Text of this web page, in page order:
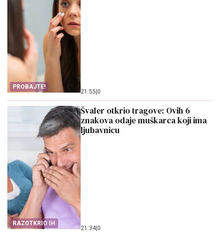
PROBAJTE!
21:55|0
RAZOTKRIO IH
Švaler otkrio tragove: Ovih 6
znakova odaje muškarca koji ima
ljubavnicu
21:34|0